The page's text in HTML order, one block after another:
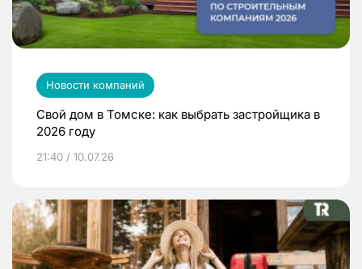
Новости компаний
Свой дом в Томске: как выбрать застройщика в
2026 году
21:40 / 10.07.26